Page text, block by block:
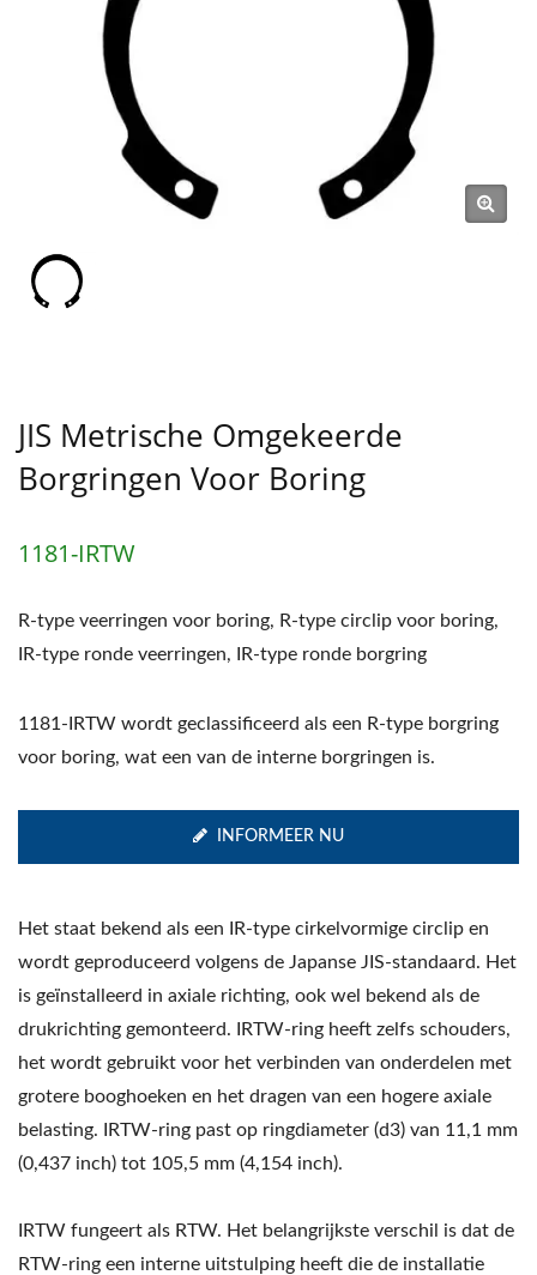
1991 | SHOU LONG
JIS Metrische Omgekeerde
Borgringen Voor Boring
1181-IRTW
R-type veerringen voor boring, R-type circlip voor boring,
IR-type ronde veerringen, IR-type ronde borgring
1181-IRTW wordt geclassificeerd als een R-type borgring
voor boring, wat een van de interne borgringen is.
INFORMEER NU
Het staat bekend als een IR-type cirkelvormige circlip en
wordt geproduceerd volgens de Japanse JIS-standaard. Het
is geïnstalleerd in axiale richting, ook wel bekend als de
drukrichting gemonteerd. IRTW-ring heeft zelfs schouders,
het wordt gebruikt voor het verbinden van onderdelen met
grotere booghoeken en het dragen van een hogere axiale
belasting. IRTW-ring past op ringdiameter (d3) van 11,1 mm
(0,437 inch) tot 105,5 mm (4,154 inch).
IRTW fungeert als RTW. Het belangrijkste verschil is dat de
RTW-ring een interne uitstulping heeft die de installatie